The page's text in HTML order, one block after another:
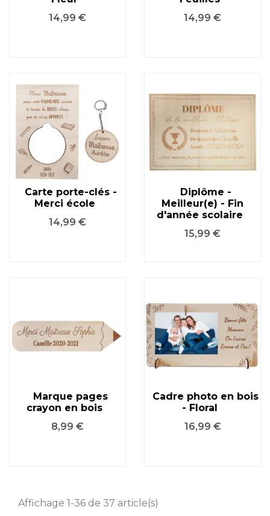
Prix
14,99 €
Prix
14,99 €
Carte porte-clés -
Merci école
Prix
14,99 €
Diplôme -
Meilleur(e) - Fin
d'année scolaire
Prix
15,99 €
Marque pages
crayon en bois
Prix
8,99 €
Cadre photo en bois
- Floral
Prix
16,99 €
Affichage 1-36 de 37 article(s)